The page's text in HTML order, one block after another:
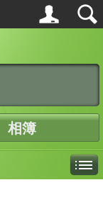
相簿